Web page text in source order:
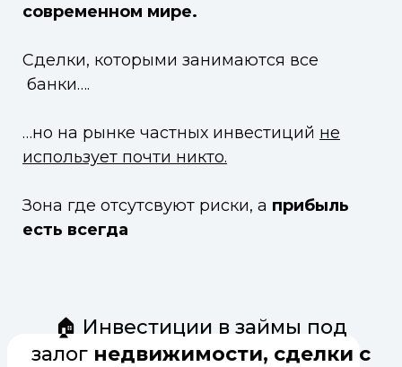
современном мире.
Сделки, которыми занимаются все
банки….
…но на рынке частных инвестиций не
использует почти никто.
Зона где отсутсвуют риски, а прибыль
есть всегда
🏠 Инвестиции в займы под
залог недвижимости, сделки с